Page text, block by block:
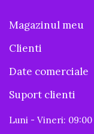
Magazinul meu
Clienti
Date comerciale
Suport clienti
Luni - Vineri: 09:00